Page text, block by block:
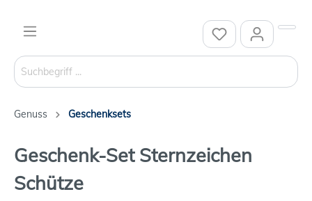
Genuss Geschenksets
Geschenk-Set Sternzeichen
Schütze